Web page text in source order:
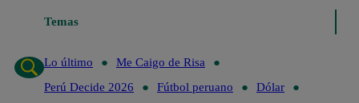
Temas
de Risa Perú Decide 2026
Lo último
Me Caigo de Risa
Perú Decide 2026
Fútbol peruano
Dólar